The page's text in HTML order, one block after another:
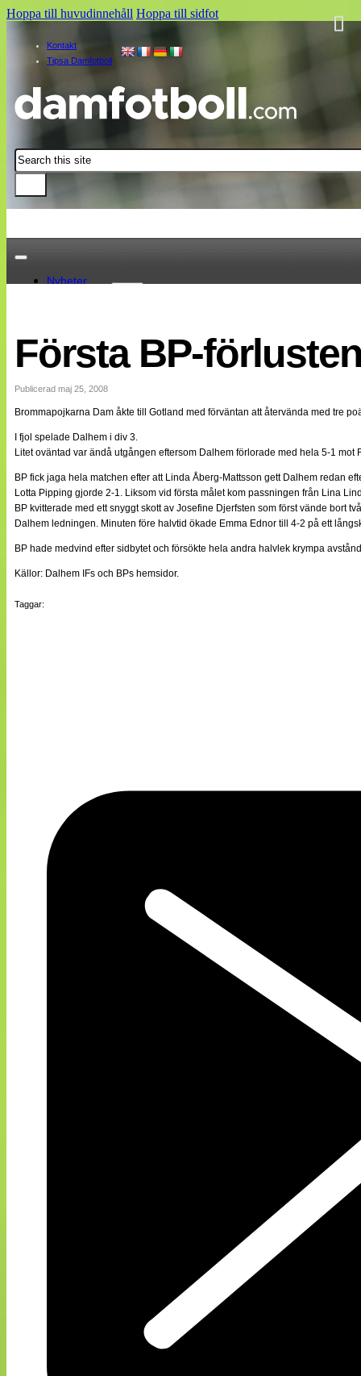
Hoppa till huvudinnehåll Hoppa till sidfot
Kontakt
Tipsa Damfotboll
Sök
Nyheter
Landslaget
EM 2013
Internationellt
Bildreportage
Bloggar
Lagen
Webb-TV
Medlemsbilder
Till klubbkassan
NÄTverket
Split vision
Statistik
Första BP-
Publicerad maj 25, 2008
Brommapojkarna Dam åkte till Gotland med förväntan att återvända med tre
I fjol spelade Dalhem i div 3.
Litet oväntad var ändå utgången eftersom Dalhem förlorade med hela 5-1 mot
BP fick jaga hela matchen efter att Linda Åberg-Mattsson gett Dalhem redan
Lotta Pipping gjorde 2-1. Liksom vid första målet kom passningen från Lina
BP kvitterade med ett snyggt skott av Josefine Djerfsten som först vände bort
Dalhem ledningen. Minuten före halvtid ökade Emma Ednor till 4-2 på ett
BP hade medvind efter sidbytet och försökte hela andra halvlek krympa
Källor: Dalhem IFs och BPs hemsidor.
Taggar: